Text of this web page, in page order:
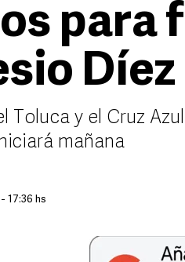
para
Díez
Toluca y el Cruz
mañana
17:36 hs